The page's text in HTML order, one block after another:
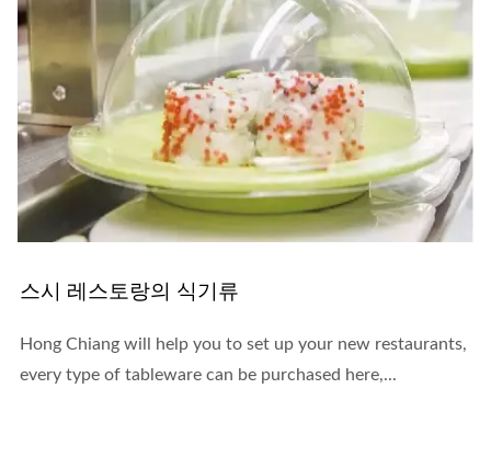
스시 레스토랑의 식기류
Hong Chiang will help you to set up your new restaurants,
every type of tableware can be purchased here,...